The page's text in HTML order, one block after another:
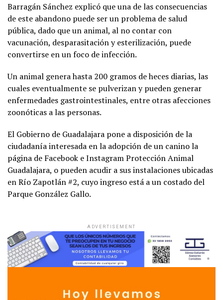
Barragán Sánchez explicó que una de las consecuencias
de este abandono puede ser un problema de salud
pública, dado que un animal, al no contar con
vacunación, desparasitación y esterilización, puede
convertirse en un foco de infección.
Un animal genera hasta 200 gramos de heces diarias, las
cuales eventualmente se pulverizan y pueden generar
enfermedades gastrointestinales, entre otras afecciones
zoonóticas a las personas.
El Gobierno de Guadalajara pone a disposición de la
ciudadanía interesada en la adopción de un canino la
página de Facebook e Instagram Protección Animal
Guadalajara, o pueden acudir a sus instalaciones ubicadas
en Río Zapotlán #2, cuyo ingreso está a un costado del
Parque González Gallo.
ADVERTISEMENT